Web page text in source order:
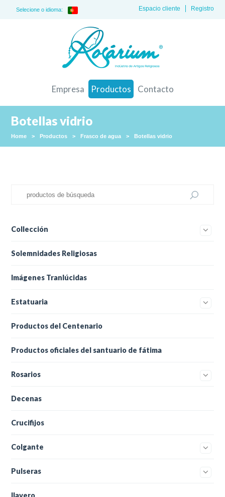
Selecione o idioma: Registro
Espacio cliente
Empresa Productos Contacto
Botellas vidrio
Home > Productos > Frasco de agua > Botellas vidrio
Collección
Solemnidades Religiosas
Imágenes Tranlúcidas
Estatuaria
Productos del Centenario
Productos oficiales del santuario de fátima
Rosarios
Decenas
Crucifijos
Colgante
Pulseras
llavero